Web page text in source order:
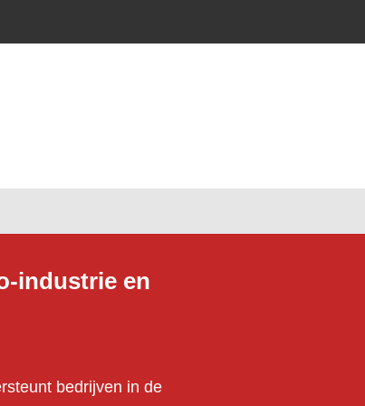
industrie en
bedrijven in de